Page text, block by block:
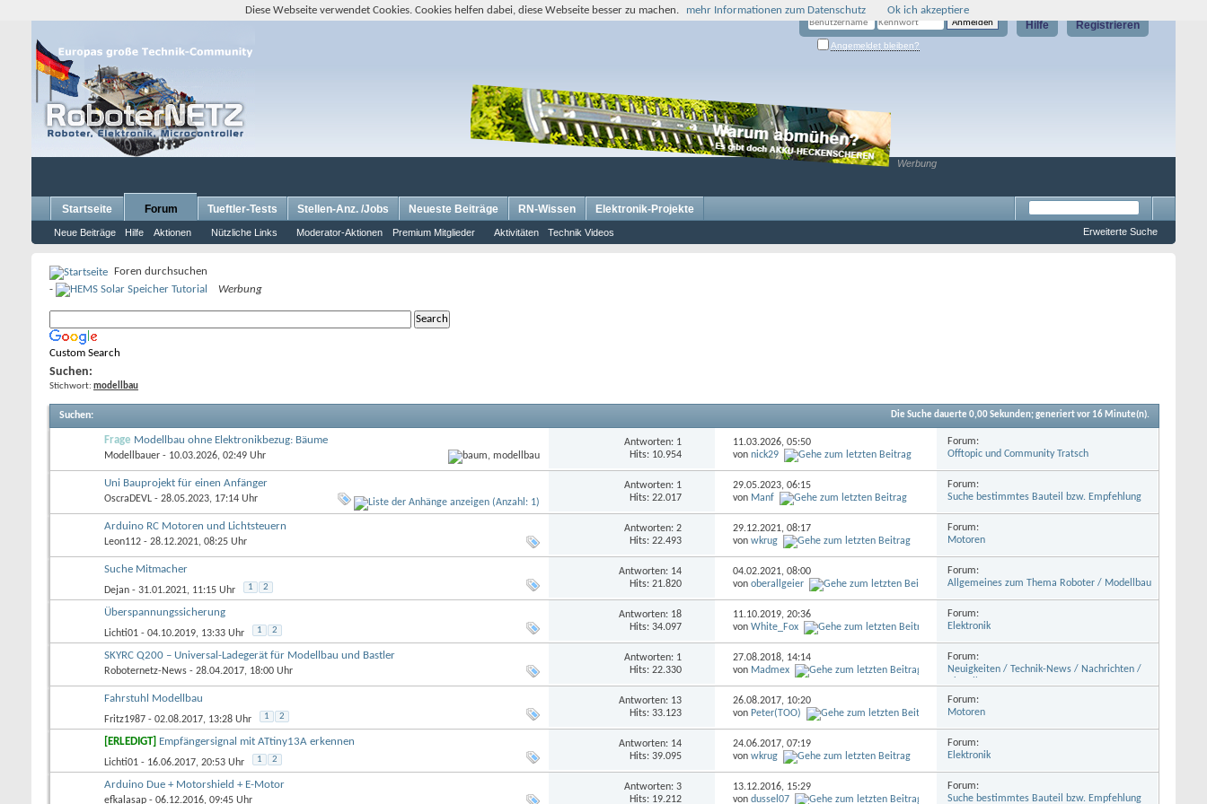
Registrieren
Hilfe
Angemeldet bleiben?
Werbung
Startseite Forum
Neue Beiträge Hilfe Aktionen Nützliche Links Moderator-Aktionen Premium Mitglieder Aktivitäten Technik Videos
Tueftler-Tests Stellen-Anz. /Jobs Neueste Beiträge RN-Wissen Elektronik-Projekte
Erweiterte Suche
Foren durchsuchen
-
Werbung
Custom Search
Suchen:
Stichwort: modellbau
Suchen: Die Suche dauerte 0,00Sekunden; generiert vor 16 Minute(n).
Frage Modellbau ohne Elektronikbezug: Bäume
Modellbauer - 10.03.2026, 02:49 Uhr
Antworten: 1
Hits: 10.954
11.03.2026,05:50
vonnick29
Forum:
Offtopic und Community Tratsch
Uni Bauprojekt für einen Anfänger
OscraDEVL - 28.05.2023, 17:14 Uhr
Antworten: 1
Hits: 22.017
29.05.2023,06:15
von Manf
Forum:
Suche bestimmtes Bauteil bzw. Empfehlung
Arduino RC Motoren und Lichtsteuern
Leon112 - 28.12.2021, 08:25 Uhr
Antworten: 2
Hits: 22.493
29.12.2021,08:17
vonwkrug
Forum:
Motoren
Suche Mitmacher
Dejan - 31.01.2021, 11:15 Uhr 1 2
Antworten: 14
Hits: 21.820
04.02.2021,08:00
vonoberallgeier
Forum:
Allgemeines zum Thema Roboter / Modellbau
Überspannungssicherung
Lichti01 - 04.10.2019, 13:33 Uhr 1 2
Antworten: 18
Hits: 34.097
11.10.2019,20:36
vonWhite_Fox
Forum:
Elektronik
SKYRC Q200 – Universal-Ladegerät für Modellbau und Bastler
Roboternetz-News - 28.04.2017, 18:00 Uhr
Antworten: 1
Hits: 22.330
27.08.2018, 14:14
von Madmex
Forum:
Neuigkeiten / Technik-News / Nachrichten /
Fahrstuhl Modellbau
Fritz1987 - 02.08.2017, 13:28 Uhr 1 2
Antworten: 13
Hits: 33.123
26.08.2017, 10:20
vonPeter(TOO)
Forum:
Motoren
[ERLEDIGT] Empfängersignal mit ATtiny13A erkennen
Lichti01 - 16.06.2017, 20:53 Uhr 1 2
Antworten: 14
Hits: 39.095
24.06.2017,07:19
vonwkrug
Forum:
Elektronik
Arduino Due + Motorshield + E-Motor
efkalasap - 06.12.2016, 09:45 Uhr
Antworten: 3
Hits: 19.212
13.12.2016, 15:29
vondussel07
Forum:
Suche bestimmtes Bauteil bzw. Empfehlung
Diese Webseite verwendet Cookies. Cookies helfen dabei, diese Webseite besser zu machen. mehr Informationen zum Datenschutz Ok ich akzeptiere